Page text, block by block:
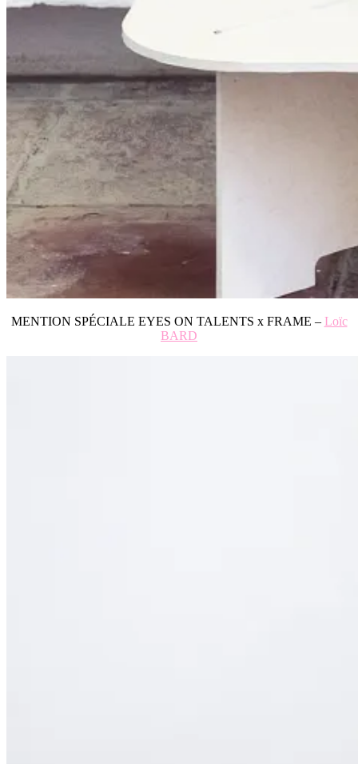
MENTION SPÉCIALE EYES ON TALENTS x FRAME – Loïc
BARD